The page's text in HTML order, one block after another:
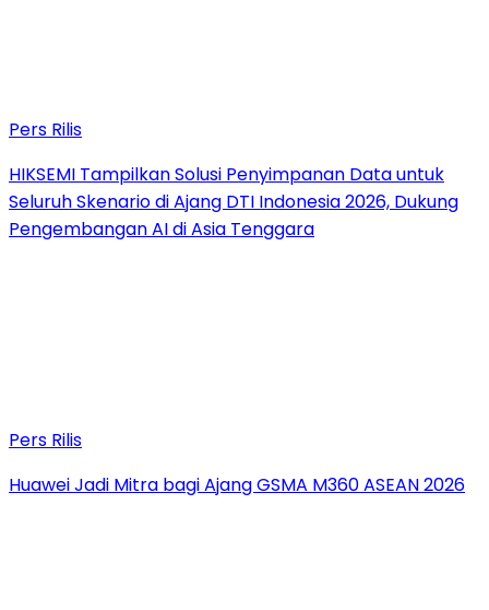
Pers Rilis
HIKSEMI Tampilkan Solusi Penyimpanan Data untuk
Seluruh Skenario di Ajang DTI Indonesia 2026, Dukung
Pengembangan AI di Asia Tenggara
Pers Rilis
Huawei Jadi Mitra bagi Ajang GSMA M360 ASEAN 2026